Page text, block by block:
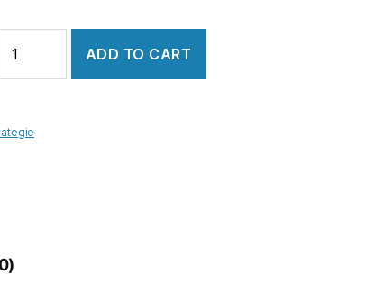
quantity
ADD TO CART